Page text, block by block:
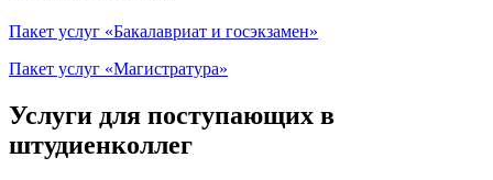
Пакет услуг «Бакалавриат и госэкзамен»
Пакет услуг «Магистратура»
Услуги для поступающих в
штудиенколлег